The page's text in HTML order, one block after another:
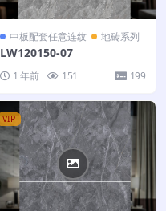
中板配套任意连纹 地砖系列
LW120150-07
1 年前 151 199
VIP